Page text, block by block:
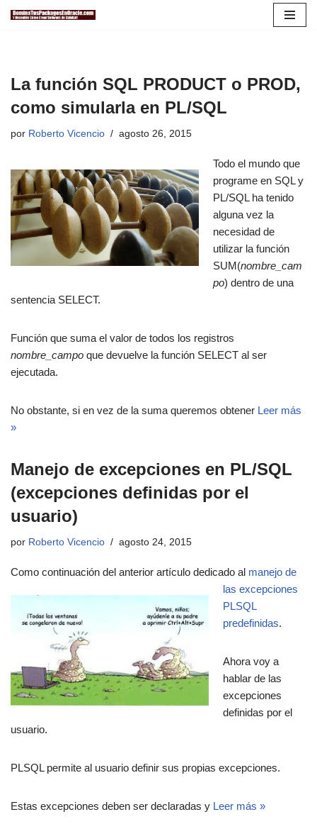
La función SQL PRODUCT o PROD,
como simularla en PL/SQL
por Roberto Vicencio agosto 26, 2015
Todo el mundo que
programe en SQL y
PL/SQL ha tenido
alguna vez la
necesidad de
utilizar la función
SUM(nombre_cam
po) dentro de una
sentencia SELECT.
Función que suma el valor de todos los registros
nombre_campo que devuelve la función SELECT al ser
ejecutada.
No obstante, si en vez de la suma queremos obtener Leer más
»
Manejo de excepciones en PL/SQL
(excepciones definidas por el
usuario)
por Roberto Vicencio agosto 24, 2015
Como continuación del anterior artículo dedicado al manejo de
las excepciones
PLSQL
predefinidas.
Ahora voy a
hablar de las
excepciones
definidas por el
usuario.
PLSQL permite al usuario definir sus propias excepciones.
Estas excepciones deben ser declaradas y Leer más »